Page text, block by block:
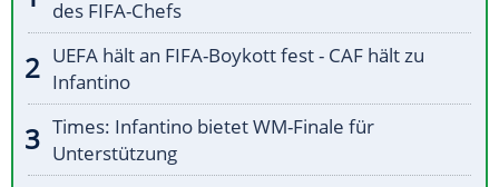
des FIFA-Chefs
UEFA hält an FIFA-Boykott fest - CAF hält zu
Infantino
Times: Infantino bietet WM-Finale für
Unterstützung